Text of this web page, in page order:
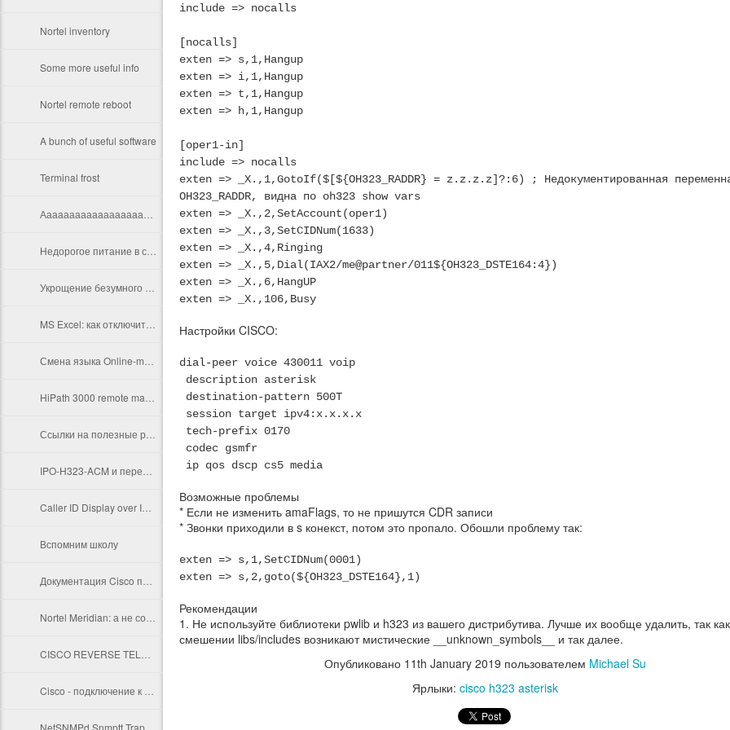
Nortel inventory
Some more useful info
Nortel remote reboot
A bunch of useful software
Terminal frost
Вспомним школу
include => nocalls
[nocalls]
exten => s,1,Hangup
exten => i,1,Hangup
exten => t,1,Hangup
exten => h,1,Hangup
[oper1-in]
include => nocalls
exten => _X.,1,GotoIf($[${OH323_RADDR} = z.z.z.z]?:6) ; Недокументированная
OH323_RADDR, видна по oh323 show vars
exten => _X.,2,SetAccount(oper1)
exten => _X.,3,SetCIDNum(1633)
exten => _X.,4,Ringing
exten => _X.,5,Dial(IAX2/me@partner/011${OH323_DSTE164:4})
exten => _X.,6,HangUP
exten => _X.,106,Busy
Настройки CISCO:
dial-peer voice 430011 voip
description asterisk
destination-pattern 500T
session target ipv4:x.x.x.x
tech-prefix 0170
codec gsmfr
ip qos dscp cs5 media
Возможные проблемы
* Если не изменить amaFlags, то не пришутся CDR записи
* Звонки приходили в s конекст, потом это пропало. Обошли проблему так:
exten => s,1,SetCIDNum(0001)
exten => s,2,goto(${OH323_DSTE164},1)
Рекомендации
1. Не используйте библиотеки pwlib и h323 из вашего дистрибутива. Лучше их вообще удалить, так
смешении libs/includes возникают мистические __unknown_symbols__ и так далее.
Опубликовано 11th January 2019 пользователем Michael Su
Ярлыки: cisco h323 asterisk